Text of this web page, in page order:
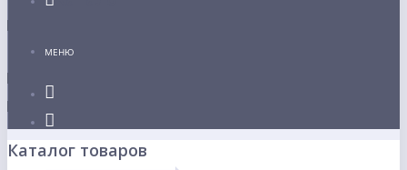
МЕНЮ
Каталог товаров